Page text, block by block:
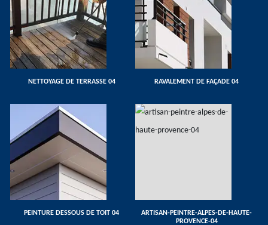
NETTOYAGE DE TERRASSE 04 RAVALEMENT DE FAÇADE 04
PEINTURE DESSOUS DE TOIT 04
ARTISAN-PEINTRE-ALPES-DE-HAUTE-
PROVENCE-04